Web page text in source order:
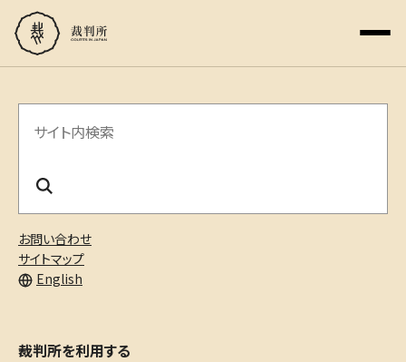
お問い合わせ
サイトマップ
English
サ
内
検
索
裁判所を利用する